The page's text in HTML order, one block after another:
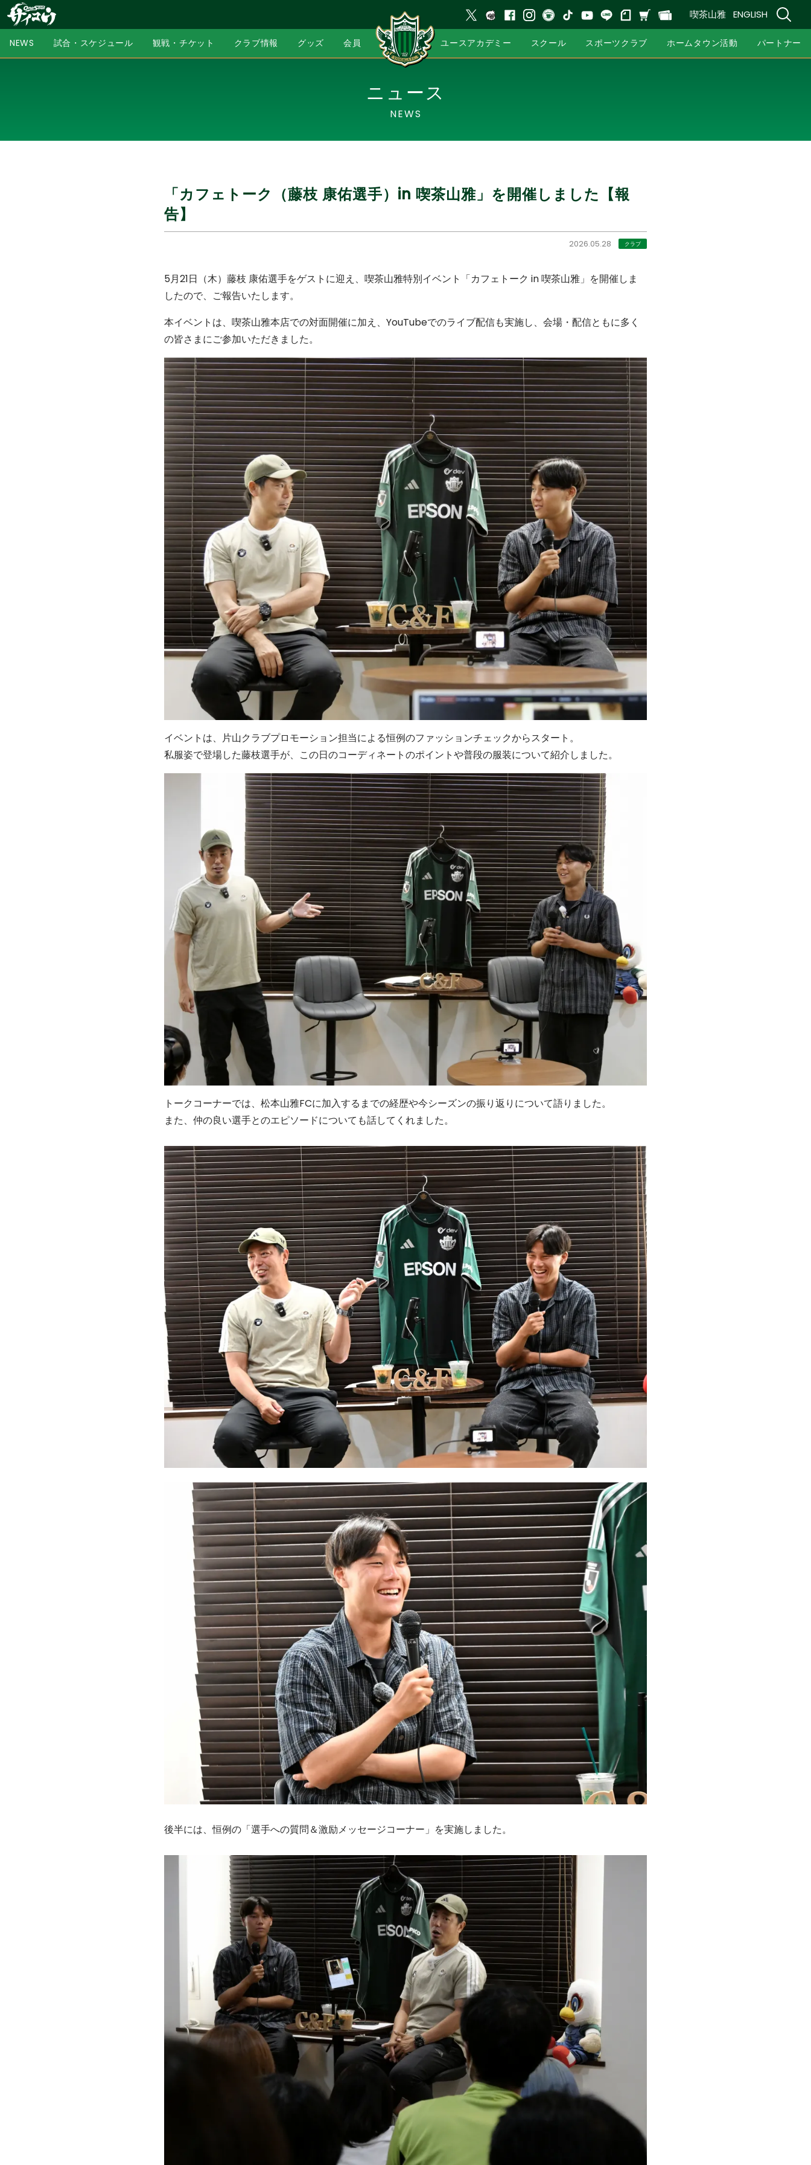
喫茶山雅 ENGLISH
NEWS 試合・スケジュール 観戦・チケット クラブ情報 グッズ 会員 ユースアカデミー スクール スポーツクラブ ホームタウン活動 パートナー
ニュース
NEWS
「カフェトーク（藤枝 康佑選手）in 喫茶山雅」を開催しました【報
告】
2026.05.28 クラブ
5月21日（木）藤枝 康佑選手をゲストに迎え、喫茶山雅特別イベント「カフェトーク in 喫茶山雅」を開催しま
したので、ご報告いたします。
本イベントは、喫茶山雅本店での対面開催に加え、YouTubeでのライブ配信も実施し、会場・配信ともに多く
の皆さまにご参加いただきました。
イベントは、片山クラブプロモーション担当による恒例のファッションチェックからスタート。
私服姿で登場した藤枝選手が、この日のコーディネートのポイントや普段の服装について紹介しました。
トークコーナーでは、松本山雅FCに加入するまでの経歴や今シーズンの振り返りについて語りました。
また、仲の良い選手とのエピソードについても話してくれました。
後半には、恒例の「選手への質問＆激励メッセージコーナー」を実施しました。